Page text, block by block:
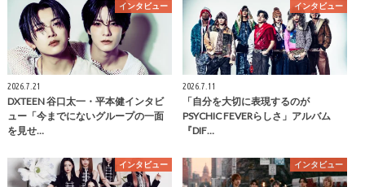
インタビュー
2026.7.21
DXTEEN 谷口太一・平本健インタビ
ュー「今までにないグループの一面
を見せ…
インタビュー
2026.7.11
「自分を大切に表現するのが
PSYCHIC FEVERらしさ」アルバム
『DIF…
インタビュー インタビュー